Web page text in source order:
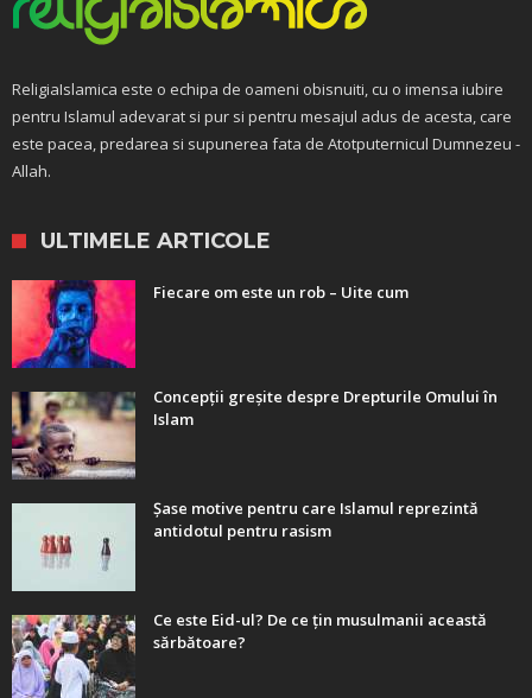
ReligiaIslamica este o echipa de oameni obisnuiti, cu o imensa iubire
pentru Islamul adevarat si pur si pentru mesajul adus de acesta, care
este pacea, predarea si supunerea fata de Atotputernicul Dumnezeu -
Allah.
ULTIMELE ARTICOLE
Fiecare om este un rob – Uite cum
Concepții greșite despre Drepturile Omului în
Islam
Șase motive pentru care Islamul reprezintă
antidotul pentru rasism
Ce este Eid-ul? De ce țin musulmanii această
sărbătoare?